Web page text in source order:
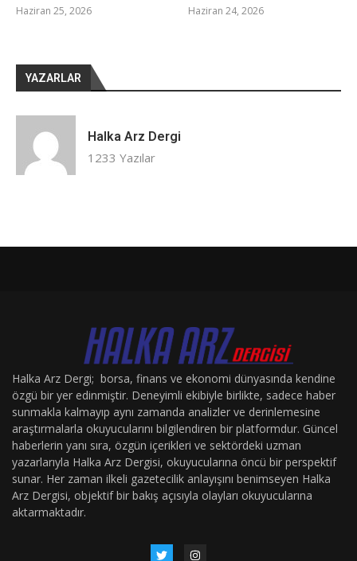
Haziran 25, 2026 Haziran 24, 2026
YAZARLAR
Halka Arz Dergi
1233 Yazılar
Halka Arz Dergi; borsa, finans ve ekonomi dünyasında kendine
özgü bir yer edinmiştir. Deneyimli ekibiyle birlikte, sadece haber
sunmakla kalmayıp aynı zamanda analizler ve derinlemesine
araştırmalarla okuyucularını bilgilendiren bir platformdur. Güncel
haberlerin yanı sıra, özgün içerikleri ve sektördeki uzman
yazarlarıyla Halka Arz Dergisi, okuyucularına öncü bir perspektif
sunar. Her zaman ilkeli gazetecilik anlayışını benimseyen Halka
Arz Dergisi, objektif bir bakış açısıyla olayları okuyucularına
aktarmaktadır.